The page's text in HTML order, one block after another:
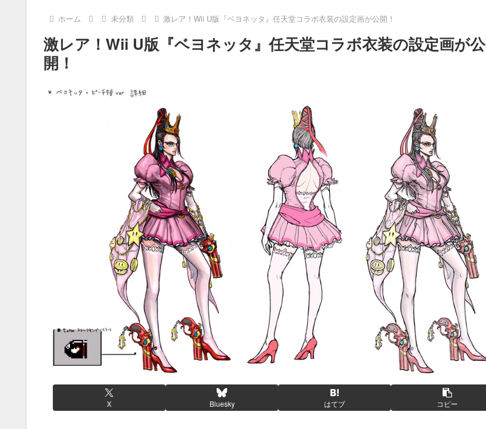
ホーム 未分類 激レア！Wii U版『ベヨネッタ』任天堂コラボ衣装の設定画が公開！
激レア！Wii U版『ベヨネッタ』任天堂コラボ衣装の設定画が公
開！
X Bluesky はてブ コピー